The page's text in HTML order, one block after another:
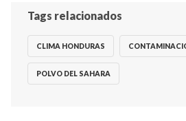
Tags relacionados
CLIMA HONDURAS
POLVO DEL SAHARA